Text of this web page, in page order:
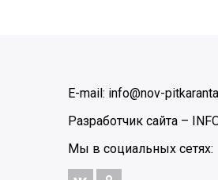
E-mail: info@nov-
Разработчик сайта –
Мы в социальных сетях: